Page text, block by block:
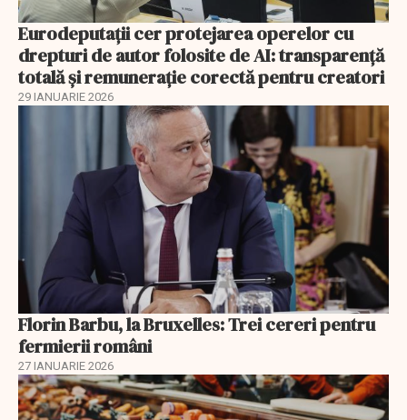
Eurodeputații cer protejarea operelor cu
drepturi de autor folosite de AI: transparență
totală și remunerație corectă pentru creatori
29 IANUARIE 2026
Florin Barbu, la Bruxelles: Trei cereri pentru
fermierii români
27 IANUARIE 2026